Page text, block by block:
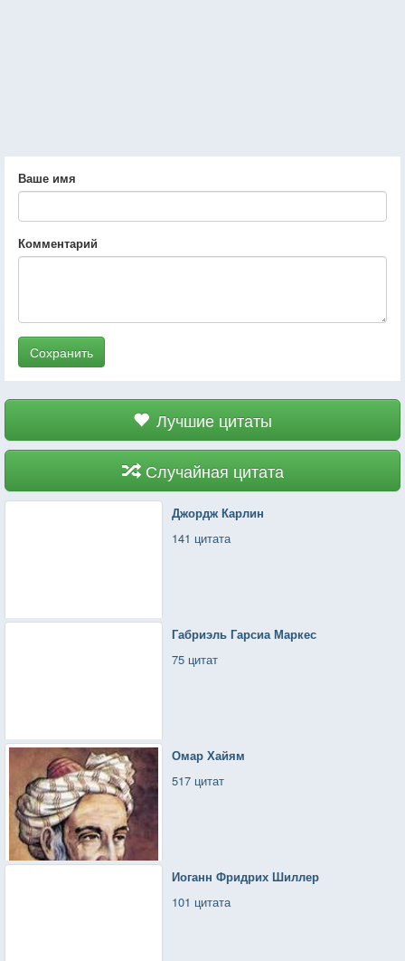
Ваше имя
Комментарий
Сохранить
Лучшие цитаты
Случайная цитата
Джордж Карлин
141 цитата
Габриэль Гарсиа Маркес
75 цитат
Омар Хайям
517 цитат
Иоганн Фридрих Шиллер
101 цитата